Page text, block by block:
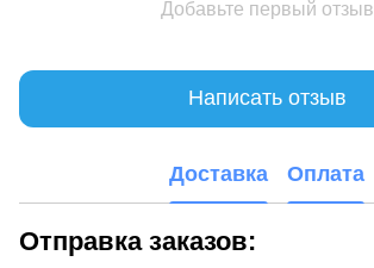
Добавьте первый отзыв
Написать отзыв
Доставка Оплата
Отправка заказов: